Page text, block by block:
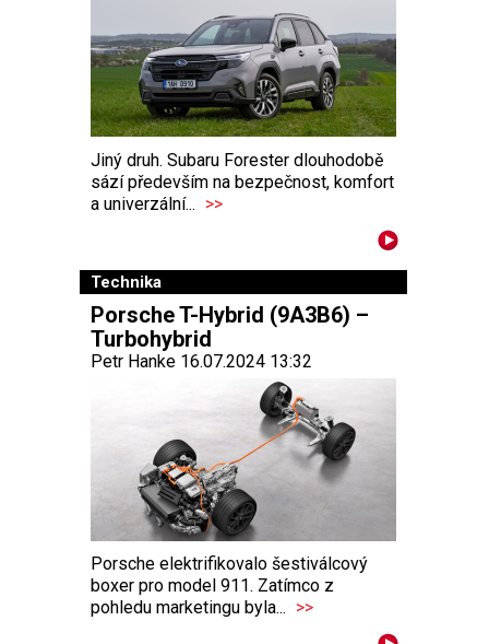
Jiný druh. Subaru Forester dlouhodobě
sází především na bezpečnost, komfort
a univerzální... >>
Technika
Porsche T-Hybrid (9A3B6) –
Turbohybrid
Petr Hanke 16.07.2024 13:32
Porsche elektrifikovalo šestiválcový
boxer pro model 911. Zatímco z
pohledu marketingu byla... >>